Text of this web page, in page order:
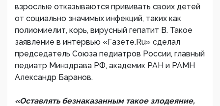
взрослые отказываются прививать своих детей
от социально значимых инфекций, таких как
полиомиелит, корь, вирусный гепатит В. Такое
заявление в интервью «Газете.Ru» сделал
председатель Союза педиатров России, главный
педиатр Минздрава РФ, академик РАН и РАМН
Александр Баранов.
«Оставлять безнаказанным такое злодеяние,